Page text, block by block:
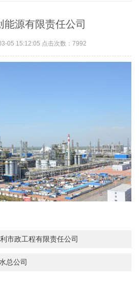
能源有限责任公司
05 15:12:05 点击次数：7992
市政工程有限责任公司
总公司